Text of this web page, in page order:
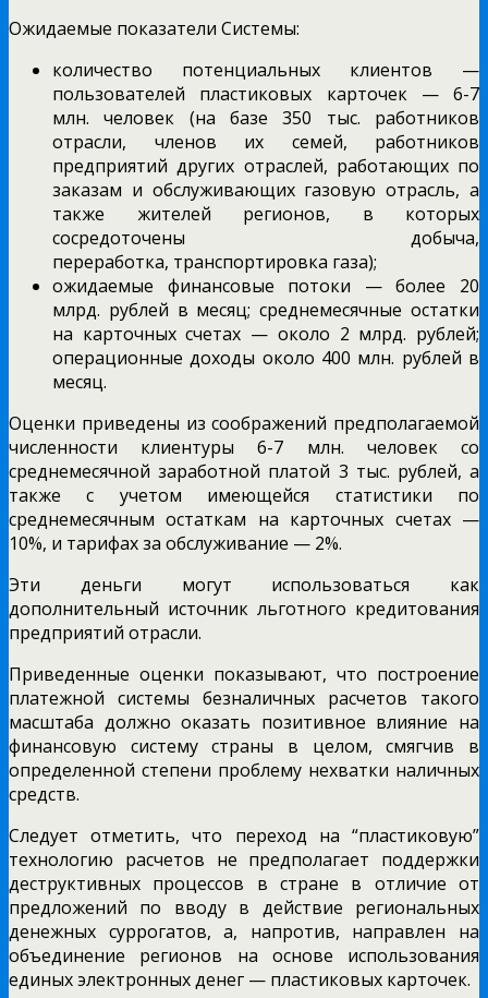
Ожидаемые показатели Системы:
количество потенциальных клиентов —
пользователей пластиковых карточек — 6-7
млн. человек (на базе 350 тыс. работников
отрасли, членов их семей, работников
предприятий других отраслей, работающих по
заказам и обслуживающих газовую отрасль, а
также жителей регионов, в которых
сосредоточены добыча,
переработка, транспортировка газа);
ожидаемые финансовые потоки — более 20
млрд. рублей в месяц; среднемесячные остатки
на карточных счетах — около 2 млрд. рублей;
операционные доходы около 400 млн. рублей в
месяц.
Оценки приведены из соображений предполагаемой
численности клиентуры 6-7 млн. человек со
среднемесячной заработной платой 3 тыс. рублей, а
также с учетом имеющейся статистики по
среднемесячным остаткам на карточных счетах —
10%, и тарифах за обслуживание — 2%.
Эти деньги могут использоваться как
дополнительный источник льготного кредитования
предприятий отрасли.
Приведенные оценки показывают, что построение
платежной системы безналичных расчетов такого
масштаба должно оказать позитивное влияние на
финансовую систему страны в целом, смягчив в
определенной степени проблему нехватки наличных
средств.
Следует отметить, что переход на “пластиковую”
технологию расчетов не предполагает поддержки
деструктивных процессов в стране в отличие от
предложений по вводу в действие региональных
денежных суррогатов, а, напротив, направлен на
объединение регионов на основе использования
единых электронных денег — пластиковых карточек.